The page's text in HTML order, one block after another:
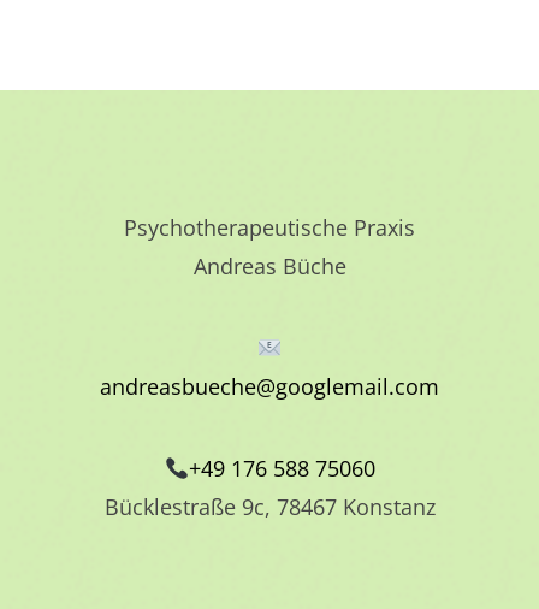
Psychotherapeutische Praxis
Andreas Büche
andreasbueche@googlemail.com
+49 176 588 75060
Bücklestraße 9c, 78467 Konstanz